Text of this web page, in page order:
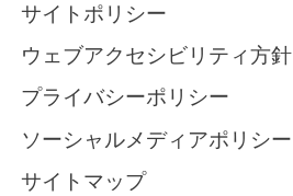
サイトポリシー
ウェブアクセシビリティ方針
プライバシーポリシー
ソーシャルメディアポリシー
サイトマップ